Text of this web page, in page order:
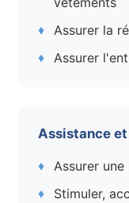
Assurer la
Assurer
Assistance
Assurer
Stimuler,